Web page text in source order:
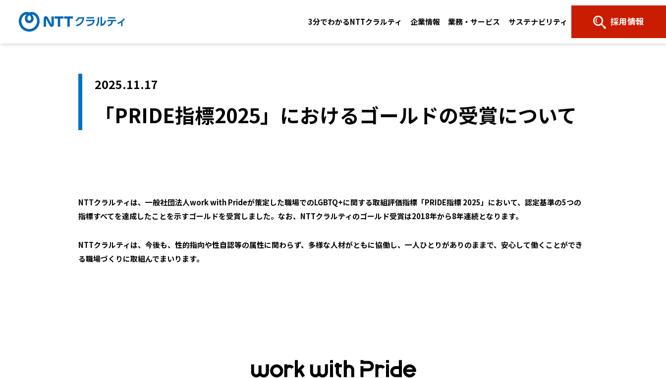
3分でわかるNTTクラルティ 企業情報 業務・サービス サステナビリティ 採用情報
2025.11.17
「PRIDE指標2025」におけるゴールドの受賞について
NTTクラルティは、一般社団法人work with Prideが策定した職場でのLGBTQ+に関する取組評価指標「PRIDE指標 2025」において、認定基準の5つの
指標すべてを達成したことを示すゴールドを受賞しました。なお、NTTクラルティのゴールド受賞は2018年から8年連続となります。
NTTクラルティは、今後も、性的指向や性自認等の属性に関わらず、多様な人材がともに協働し、一人ひとりがありのままで、安心して働くことができ
る職場づくりに取組んでまいります。